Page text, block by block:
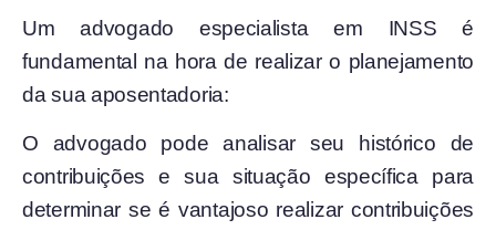
Um advogado especialista em INSS é
fundamental na hora de realizar o planejamento
da sua aposentadoria:
O advogado pode analisar seu histórico de
contribuições e sua situação específica para
determinar se é vantajoso realizar contribuições